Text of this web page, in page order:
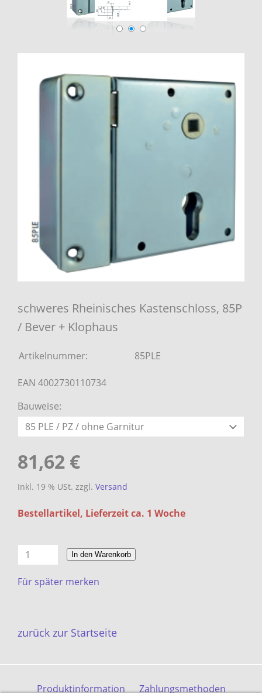
schweres Rheinisches Kastenschloss, 85P
/ Bever + Klophaus
Artikelnummer: 85PLE
EAN 4002730110734
Bauweise:
81,62 €
Inkl. 19 % USt. zzgl. Versand
Bestellartikel, Lieferzeit ca. 1 Woche
In den Warenkorb
Für später merken
zurück zur Startseite
Produktinformation Zahlungsmethoden